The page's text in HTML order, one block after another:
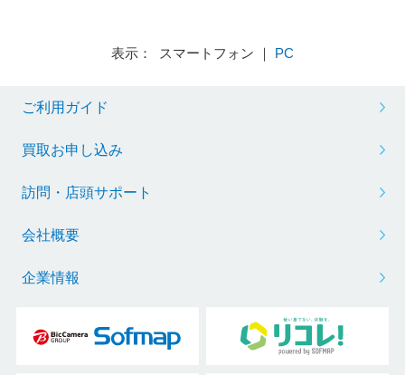
表示： スマートフォン ｜ PC
ご利用ガイド
買取お申し込み
訪問・店頭サポート
会社概要
企業情報